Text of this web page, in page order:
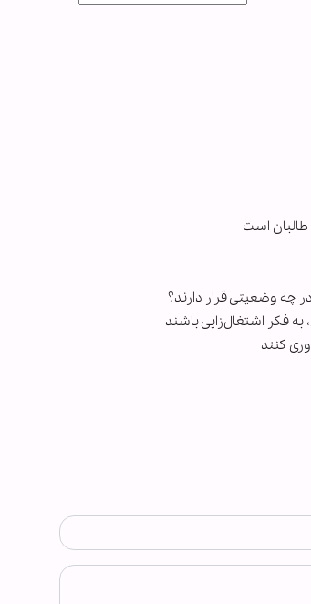
است
چه وضعیتی قرار دارند؟
فکر اشتغال‌زایی باشند
کنند